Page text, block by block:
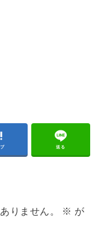
送る
りません。 ※ が